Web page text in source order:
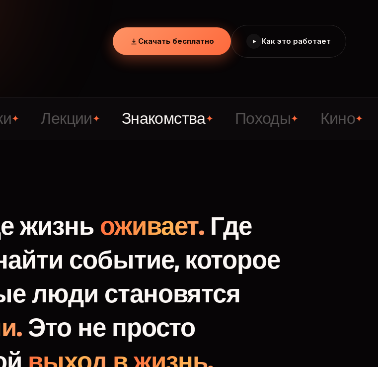
Скачать бесплатно Как это работает
Лекции✦ Знакомства✦ Походы✦ Кино
жизнь оживает. Где
событие, которое
люди становятся
Это не просто